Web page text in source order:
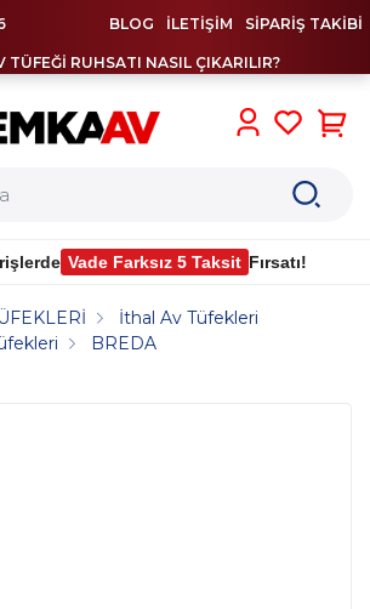
BLOG İLETİŞİM SİPARİŞ TAKİBİ
TÜFEĞİ RUHSATI NASIL ÇIKARILIR?
Vade Farksız 5 Taksit Fırsatı!
İthal Av Tüfekleri
BREDA